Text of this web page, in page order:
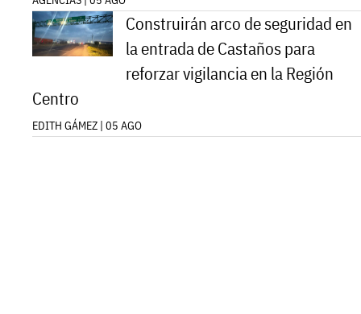
Construirán arco de seguridad en
la entrada de Castaños para
reforzar vigilancia en la Región
Centro
EDITH GÁMEZ | 05 AGO